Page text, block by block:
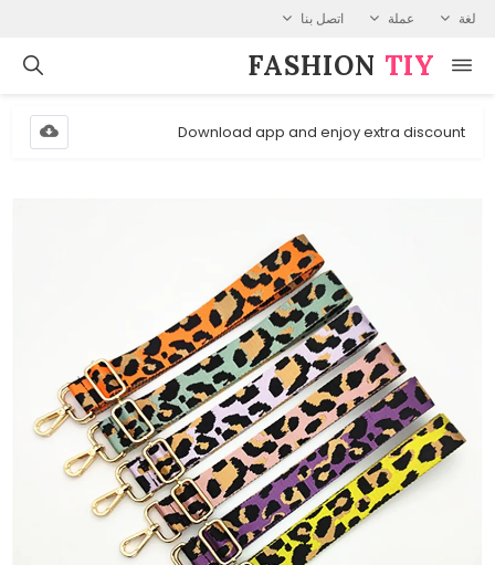
لغة عملة اتصل بنا
FASHION⁠ TIY
Download app and enjoy extra discount